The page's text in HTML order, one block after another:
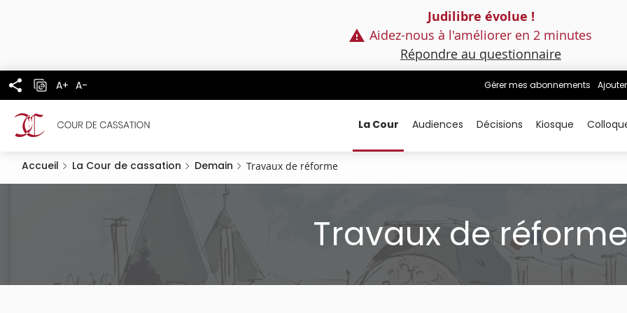
Judilibre évolue !
Aidez-nous à l'améliorer en 2 minutes
Répondre au questionnaire
A+ A- Gérer mes abonnements
La Cour Audiences Décisions Kiosque
Accueil La Cour de cassation Demain Travaux de réforme
Travaux de réforme